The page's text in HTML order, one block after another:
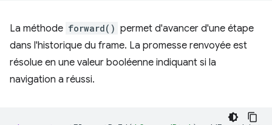
La méthode forward() permet d'avancer d'une étape
dans l'historique du frame. La promesse renvoyée est
résolue en une valeur booléenne indiquant si la
navigation a réussi.